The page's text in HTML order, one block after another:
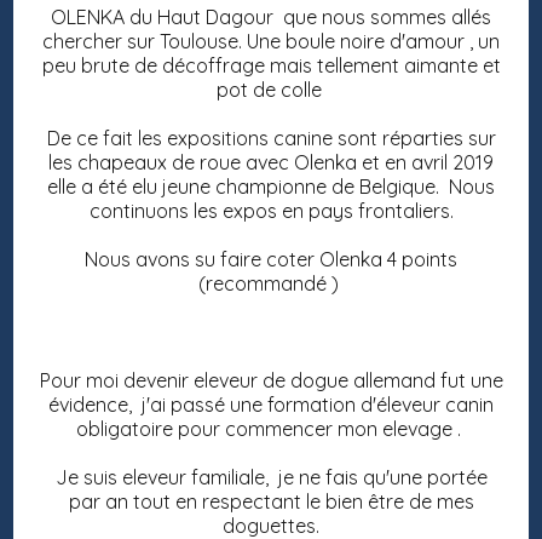
OLENKA du Haut Dagour que nous sommes allés
chercher sur Toulouse. Une boule noire d'amour , un
peu brute de décoffrage mais tellement aimante et
pot de colle
De ce fait les expositions canine sont réparties sur
les chapeaux de roue avec Olenka et en avril 2019
elle a été elu jeune championne de Belgique. Nous
continuons les expos en pays frontaliers.
Nous avons su faire coter Olenka 4 points
(recommandé )
Pour moi devenir eleveur de dogue allemand fut une
évidence, j'ai passé une formation d'éleveur canin
obligatoire pour commencer mon elevage .
Je suis eleveur familiale, je ne fais qu'une portée
par an tout en respectant le bien être de mes
doguettes.